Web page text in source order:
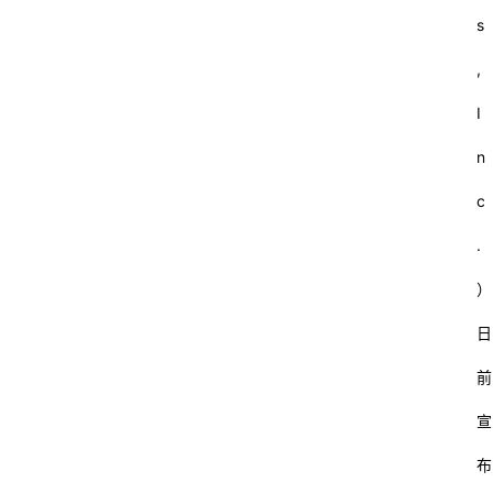
s
,
I
n
c
.
）
日
前
宣
布